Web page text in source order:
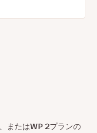
、またはWP 2プランの